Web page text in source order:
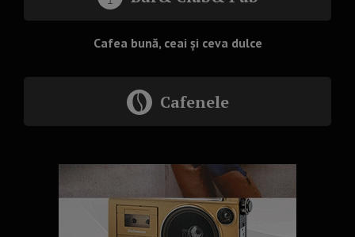
Cafea bună, ceai și ceva dulce
Cafenele